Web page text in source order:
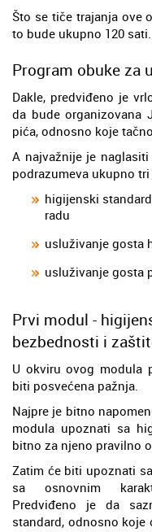
Što se tiče trajanja ove
to bude ukupno 120 sati.
Program obuke za
Dakle, predviđeno je
da bude organizovana
pića, odnosno koje
A najvažnije je
podrazumeva ukupno
higijenski
radu
usluživanje gosta
usluživanje gosta
Prvi modul -
bezbednosti i
U okviru ovog modula
biti posvećena pažnja.
Najpre je bitno
modula upoznati sa
bitno za njeno pravilno
Zatim će biti upoznati
sa osnovnim
Predviđeno je da
standard, odnosno